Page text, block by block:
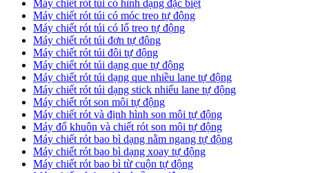
Máy chiết rót túi có hình dạng đặc biệt
Máy chiết rót túi có móc treo tự động
Máy chiết rót túi có lổ treo tự động
Máy chiết rót túi đơn tự đông
Máy chiết rót túi đôi tự động
Máy chiết rót túi dạng que tự động
Máy chiết rót túi dạng que nhiều lane tự động
Máy chiết rót túi dạng stick nhiếu lane tự động
Máy chiết rót son môi tự động
Máy chiết rót và định hình son môi tự động
Máy đổ khuôn và chiết rót son môi tự động
Máy chiết rót bao bì dạng nằm ngang tự động
Máy chiết rót bao bì dạng xoay tự động
Máy chiết rót bao bì từ cuộn tự động